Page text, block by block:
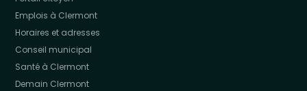
Emplois à Clermont
Horaires et adresses
Conseil municipal
Santé à Clermont
Demain Clermont